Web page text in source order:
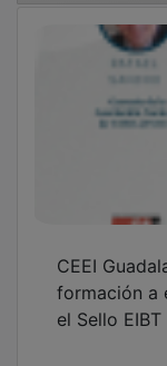
formación a
el Sello EIBT